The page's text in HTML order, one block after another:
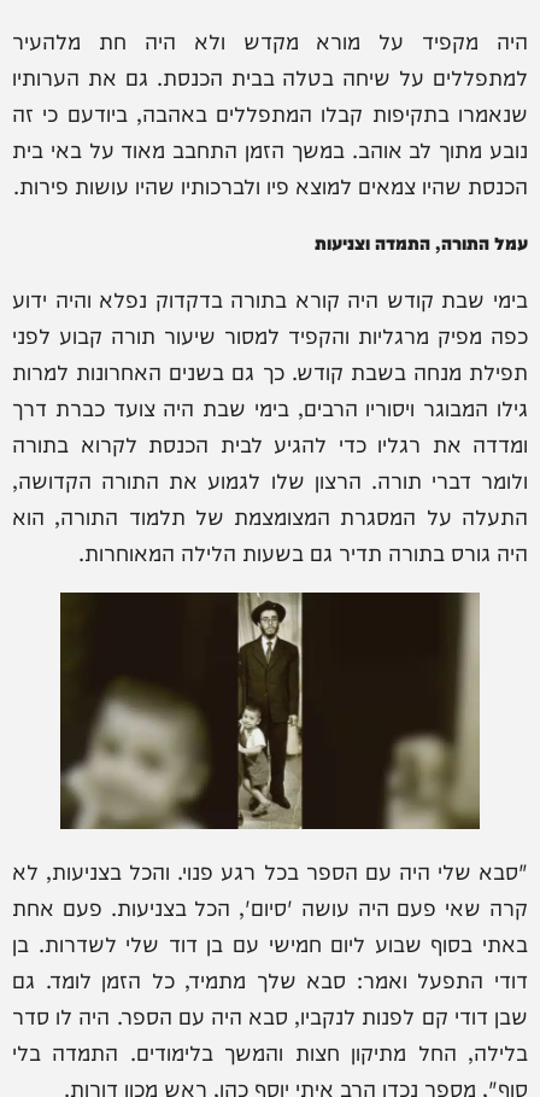
היה מקפיד על מורא מקדש ולא היה חת מלהעיר
למתפללים על שיחה בטלה בבית הכנסת. גם את הערותיו
שנאמרו בתקיפות קבלו המתפללים באהבה, ביודעם כי זה
נובע מתוך לב אוהב. במשך הזמן התחבב מאוד על באי בית
הכנסת שהיו צמאים למוצא פיו ולברכותיו שהיו עושות פירות.
עמל התורה, התמדה וצניעות
בימי שבת קודש היה קורא בתורה בדקדוק נפלא והיה ידוע
כפה מפיק מרגליות והקפיד למסור שיעור תורה קבוע לפני
תפילת מנחה בשבת קודש. כך גם בשנים האחרונות למרות
גילו המבוגר ויסוריו הרבים, בימי שבת היה צועד כברת דרך
ומדדה את רגליו כדי להגיע לבית הכנסת לקרוא בתורה
ולומר דברי תורה. הרצון שלו לגמוע את התורה הקדושה,
התעלה על המסגרת המצומצמת של תלמוד התורה, הוא
היה גורס בתורה תדיר גם בשעות הלילה המאוחרות.
"סבא שלי היה עם הספר בכל רגע פנוי. והכל בצניעות, לא
קרה שאי פעם היה עושה 'סיום', הכל בצניעות. פעם אחת
באתי בסוף שבוע ליום חמישי עם בן דוד שלי לשדרות. בן
דודי התפעל ואמר: סבא שלך מתמיד, כל הזמן לומד. גם
שבן דודי קם לפנות לנקביו, סבא היה עם הספר. היה לו סדר
בלילה, החל מתיקון חצות והמשך בלימודים. התמדה בלי
סוף", מספר נכדו הרב איתי יוסף כהן, ראש מכון דורות.